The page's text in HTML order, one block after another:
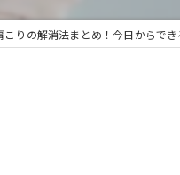
こりの解消法まとめ！今日からで